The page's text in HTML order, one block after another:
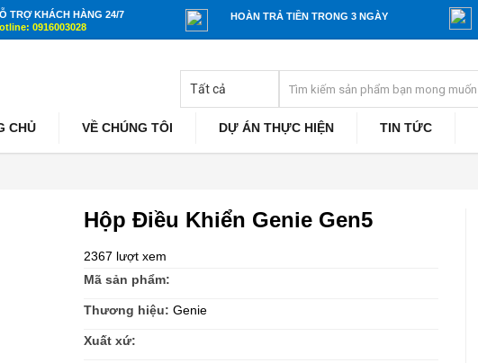
TRỢ KHÁCH HÀNG 24/7
0916003028
HOÀN TRẢ TIỀN TRONG 3 NGÀY
CHỦ VỀ CHÚNG TÔI DỰ ÁN THỰC HIỆN TIN TỨC
Hộp Điều Khiển Genie Gen5
2367 lượt xem
Mã sản phẩm:
Thương hiệu: Genie
Xuất xứ: